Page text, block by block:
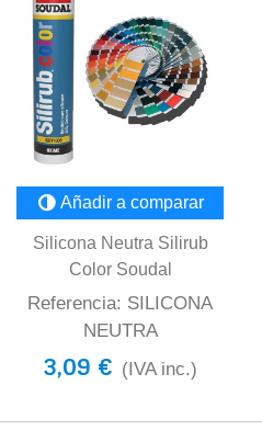
Añadir a comparar
Silicona Neutra Silirub
Color Soudal
Referencia: SILICONA
NEUTRA
3,09 € (IVA inc.)